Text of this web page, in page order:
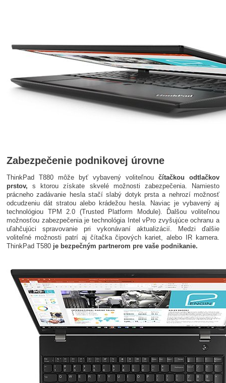
Zabezpečenie podnikovej úrovne
ThinkPad T880 môže byť vybavený voliteľnou čítačkou odtlačkov
prstov, s ktorou získate skvelé možnosti zabezpečenia. Namiesto
prácneho zadávanie hesla stačí slabý dotyk prsta a nehrozí možnosť
odcudzeniu dát stratou alebo krádežou hesla. Naviac je vybavený aj
technológiou TPM 2.0 (Trusted Platform Module). Ďalšou voliteľnou
možnosťou zabezpečenia je technológia Intel vPro zvyšujúce ochranu a
uľahčujúci spravovanie pri vykonávaní aktualizácií. Medzi ďalšie
voliteľné možnosti patrí aj čítačka čipových kariet, alebo IR kamera.
ThinkPad T580 je bezpečným partnerom pre vaše podnikanie.